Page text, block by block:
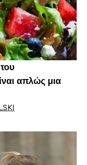
απλώς μια